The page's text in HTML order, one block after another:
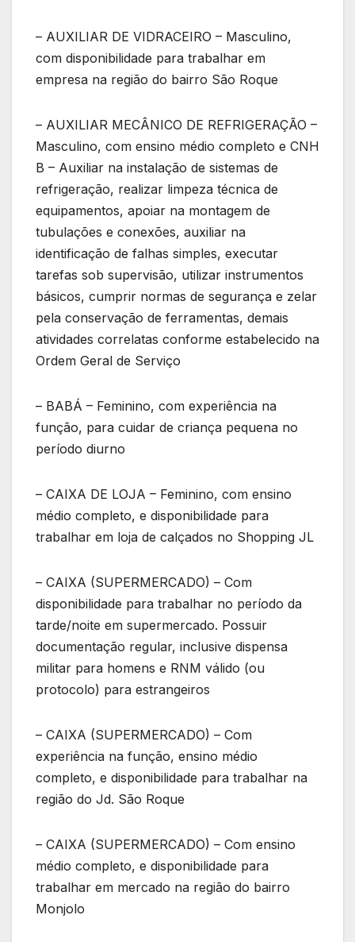
– AUXILIAR DE VIDRACEIRO – Masculino,
com disponibilidade para trabalhar em
empresa na região do bairro São Roque
– AUXILIAR MECÂNICO DE REFRIGERAÇÃO –
Masculino, com ensino médio completo e CNH
B – Auxiliar na instalação de sistemas de
refrigeração, realizar limpeza técnica de
equipamentos, apoiar na montagem de
tubulações e conexões, auxiliar na
identificação de falhas simples, executar
tarefas sob supervisão, utilizar instrumentos
básicos, cumprir normas de segurança e zelar
pela conservação de ferramentas, demais
atividades correlatas conforme estabelecido na
Ordem Geral de Serviço
– BABÁ – Feminino, com experiência na
função, para cuidar de criança pequena no
período diurno
– CAIXA DE LOJA – Feminino, com ensino
médio completo, e disponibilidade para
trabalhar em loja de calçados no Shopping JL
– CAIXA (SUPERMERCADO) – Com
disponibilidade para trabalhar no período da
tarde/noite em supermercado. Possuir
documentação regular, inclusive dispensa
militar para homens e RNM válido (ou
protocolo) para estrangeiros
– CAIXA (SUPERMERCADO) – Com
experiência na função, ensino médio
completo, e disponibilidade para trabalhar na
região do Jd. São Roque
– CAIXA (SUPERMERCADO) – Com ensino
médio completo, e disponibilidade para
trabalhar em mercado na região do bairro
Monjolo